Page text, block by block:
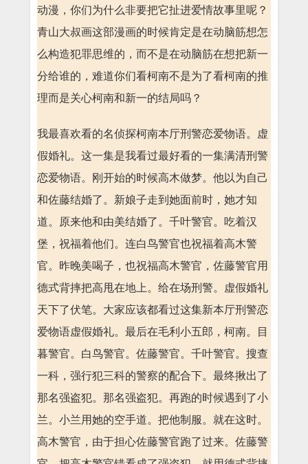
动漫，你们为什么非要把它扯进爱情故事里呢？
青山大叔画这部漫画的时候肯定是在动脑筋想怎
么构造犯罪思维的，而不是在动脑筋在想把新一
分给谁的，难道你们看柯南不是为了看柯南的推
理而是关心柯南和新一的结局吗？
我最喜欢看的名侦探柯南本厅刑警恋爱物语。虚
假婚礼。这一集是我看过最好看的一集满清刑警
恋爱物语。刚开始的时候高木做梦。他以为自己
和佐藤结婚了。新娘子走到她面前时，她才知
道。原来他和由美结婚了。千叶警官。吃着汉
堡，祝福着他们。连白鸟警官也祝福着高木警
官。昨晚美喝子，也祝福高木警官，佐藤警官用
德式背摔把高甩在地上。给在场刑警。虚假婚礼
天下了伏笔。大家应该都看过这集新本厅刑警恋
爱物语虚假婚礼。最后在毛利小五郎，柯南。目
暮警官。白鸟警官。佐藤警官。千叶警官。搜查
一科，强行犯三科的警察的配合下。最终揪出了
那名强盗犯。那名强盗犯。再跑的时候遇到了小
兰。小兰用她的空手道。把他制服。就在这时。
高木警官，由于担心佐藤警官跑了过来。佐藤警